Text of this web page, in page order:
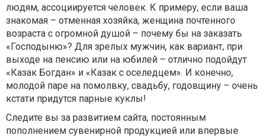
людям, ассоциируется человек. К примеру, если ваша
знакомая – отменная хозяйка, женщина почтенного
возраста с огромной душой – почему бы на заказать
«Господыню»? Для зрелых мужчин, как вариант, при
выходе на пенсию или на юбилей – отлично подойдут
«Казак Богдан» и «Казак с оселедцем». И конечно,
молодой паре на помолвку, свадьбу, годовщину – очень
кстати придутся парные куклы!
Следите вы за развитием сайта, постоянным
пополнением сувенирной продукцией или впервые